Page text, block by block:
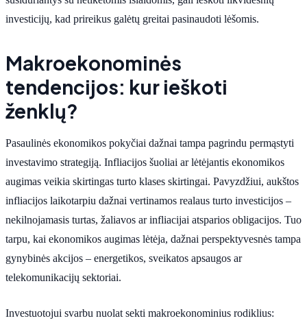
investicijų, kad prireikus galėtų greitai pasinaudoti lėšomis.
Makroekonominės
tendencijos: kur ieškoti
ženklų?
Pasaulinės ekonomikos pokyčiai dažnai tampa pagrindu permąstyti
investavimo strategiją. Infliacijos šuoliai ar lėtėjantis ekonomikos
augimas veikia skirtingas turto klases skirtingai. Pavyzdžiui, aukštos
infliacijos laikotarpiu dažnai vertinamos realaus turto investicijos –
nekilnojamasis turtas, žaliavos ar infliacijai atsparios obligacijos. Tuo
tarpu, kai ekonomikos augimas lėtėja, dažnai perspektyvesnės tampa
gynybinės akcijos – energetikos, sveikatos apsaugos ar
telekomunikacijų sektoriai.
Investuotojui svarbu nuolat sekti makroekonominius rodiklius: